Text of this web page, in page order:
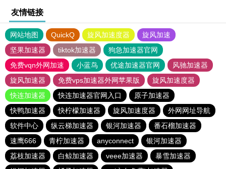
友情链接
网站地图 QuickQ 旋风加速度器
旋风加速
坚果加速器
tiktok加速器
狗急加速器官网
免费vqn外网加速
小蓝鸟 优途加速器官网
风驰加速器
旋风加速器
免费vps加速器外网苹果版
旋风加速度器
快连加速器
快连加速器官网入口
原子加速器
快鸭加速器
快柠檬加速器 旋风加速度器
外网网址导航
软件中心
纵云梯加速器 银河加速器
番石榴加速器
速鹰666
青柠加速器 anyconnect
银河加速器
荔枝加速器
白鲸加速器 veee加速器
暴雪加速器